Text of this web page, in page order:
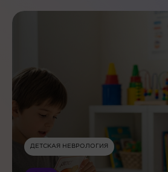
ДЕТСКАЯ НЕВРОЛОГИЯ